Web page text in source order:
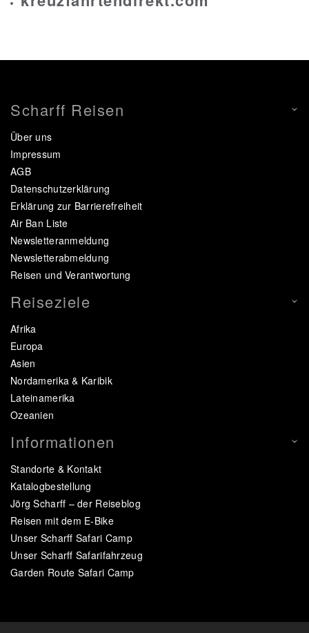
Scharff Reisen
Über uns
Impressum
AGB
Datenschutzerklärung
Erklärung zur Barrierefreiheit
Air Ban Liste
Newsletteranmeldung
Newsletterabmeldung
Reisen und Verantwortung
Reiseziele
Afrika
Europa
Asien
Nordamerika & Karibik
Lateinamerika
Ozeanien
Informationen
Standorte & Kontakt
Katalogbestellung
Jörg Scharff – der Reiseblog
Reisen mit dem E-Bike
Unser Scharff Safari Camp
Unser Scharff Safarifahrzeug
Garden Route Safari Camp